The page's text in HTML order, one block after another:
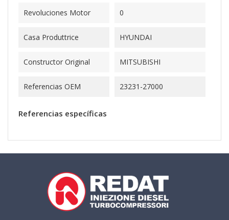
Revoluciones Motor 0
Casa Produttrice HYUNDAI
Constructor Original MITSUBISHI
Referencias OEM 23231-27000
Referencias específicas